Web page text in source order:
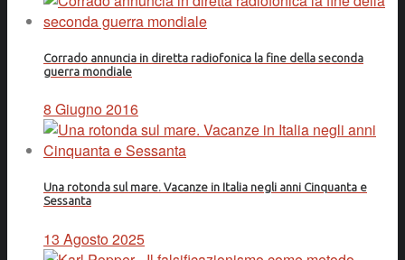
Corrado annuncia in diretta radiofonica la fine della seconda
guerra mondiale
8 Giugno 2016
Una rotonda sul mare. Vacanze in Italia negli anni Cinquanta e
Sessanta
13 Agosto 2025